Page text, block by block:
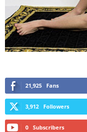
21,925 Fans
3,912 Followers
0 Subscribers